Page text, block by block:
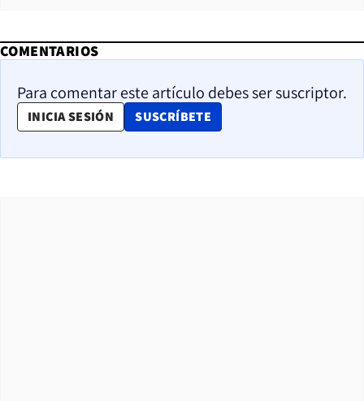
COMENTARIOS
Para comentar este artículo debes ser suscriptor.
INICIA SESIÓN SUSCRÍBETE
OPENS IN NEW WINDOW